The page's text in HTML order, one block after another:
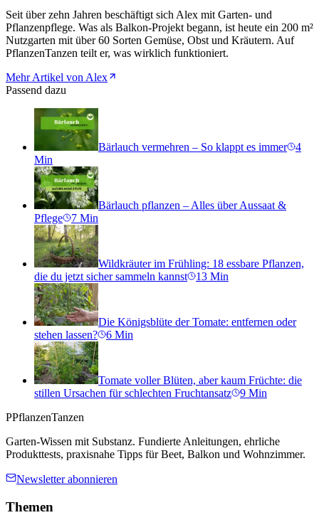
Seit über zehn Jahren beschäftigt sich Alex mit Garten- und
Pflanzenpflege. Was als Balkon-Projekt begann, ist heute ein 200 m²
Nutzgarten mit über 60 Sorten Gemüse, Obst und Kräutern. Auf
PflanzenTanzen teilt er, was wirklich funktioniert.
Mehr Artikel von Alex
Passend dazu
Bärlauch vermehren – So klappt es immer
4
Min
Bärlauch pflanzen – Alles über Aussaat &
Pflege
7 Min
Wildkräuter im Frühling: 18 essbare Pflanzen,
die du jetzt sicher sammeln kannst
13 Min
Die Königsblüte der Tomate: entfernen oder
stehen lassen?
6 Min
Tomate voller Blüten, aber kaum Früchte: die
stillen Ursachen für schlechten Fruchtansatz
9 Min
PPflanzenTanzen
Garten-Wissen mit Substanz. Fundierte Anleitungen, ehrliche
Produkttests, praxisnahe Tipps für Beet, Balkon und Wohnzimmer.
Newsletter abonnieren
Themen